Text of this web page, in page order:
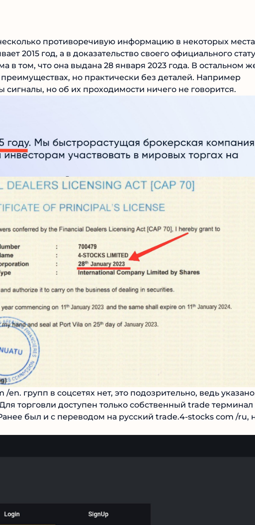
противоречивую информацию в некоторых
2015 год, а в доказательство своего официального
в том, что она выдана 28 января 2023 года. В
преимуществах, но практически без деталей.
доступны сигналы, но об их проходимости ничего не
групп в соцсетях нет, это подозрительно, ведь указано,
торговли доступен только собственный trade терминал
был и с переводом на русский trade.4-stocks com /ru,
№1 В РЕЙТИНГЕ Korixa
Рекомендован экспертами
Tehnoobzor : высокий ROI, честная
статистика и сотни довольных
Читать обзор